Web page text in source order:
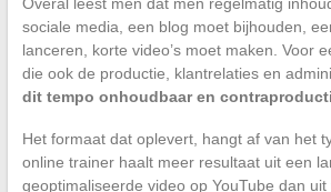
sociale media, een blog moet bijhouden,
lanceren, korte video’s moet maken. Voor
die ook de productie, klantrelaties en
dit tempo onhoudbaar en
Het formaat dat oplevert, hangt af van het
online trainer haalt meer resultaat uit een
geoptimaliseerde video op YouTube dan